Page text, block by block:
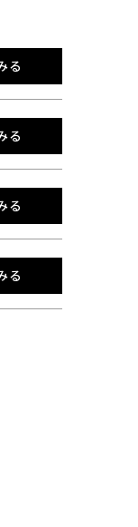
る
る
る
る